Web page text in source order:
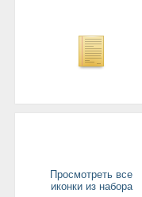
Просмотреть все
иконки из набора